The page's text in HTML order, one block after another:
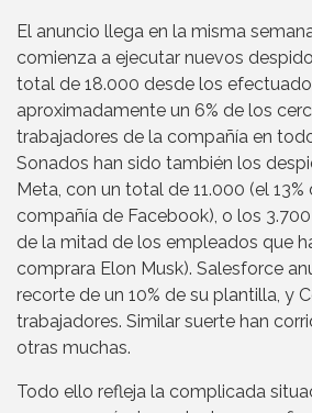
El anuncio llega en la misma
comienza a ejecutar nuevos
total de 18.000 desde los
aproximadamente un 6% de los
trabajadores de la compañía en
Sonados han sido también los
Meta, con un total de 11.000 (el
compañía de Facebook), o los
de la mitad de los empleados que
comprara Elon Musk). Salesforce
recorte de un 10% de su plantilla, y
trabajadores. Similar suerte han
otras muchas.
Todo ello refleja la complicada